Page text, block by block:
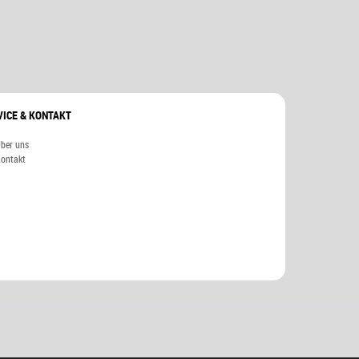
& KONTAKT
uns